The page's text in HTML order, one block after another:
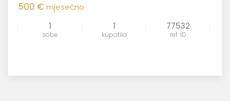
500 €mjesečno
1
sobe
1
kupatila
77532
ref. ID